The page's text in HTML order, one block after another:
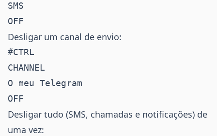
SMS
Desligar um canal de envio:
#CTRL
CHANNEL
O meu Telegram
Desligar tudo (SMS, chamadas e notificações) de
uma vez: